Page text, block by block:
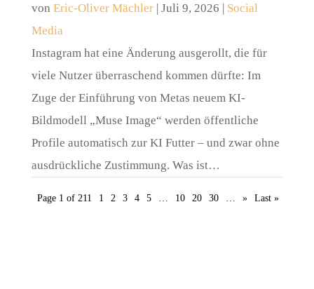
von Eric-Oliver Mächler| Juli 9, 2026 | Social
Media
Instagram hat eine Änderung ausgerollt, die für
viele Nutzer überraschend kommen dürfte: Im
Zuge der Einführung von Metas neuem KI-
Bildmodell „Muse Image“ werden öffentliche
Profile automatisch zur KI Futter – und zwar ohne
ausdrückliche Zustimmung. Was ist…
Page 1 of 211 1 2 3 4 5 10 20 30 » Last »